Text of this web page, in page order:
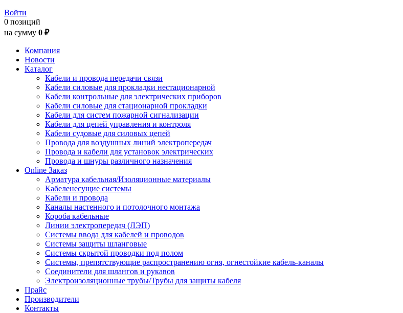
Войти
0 позиций
на сумму 0 ₽
Компания
Новости
Каталог
Кабели и провода передачи связи
Кабели силовые для прокладки нестационарной
Кабели контрольные для электрических приборов
Кабели силовые для стационарной прокладки
Кабели для систем пожарной сигнализации
Кабели для цепей управления и контроля
Кабели судовые для силовых цепей
Провода для воздушных линий электропередач
Провода и кабели для установок электрических
Провода и шнуры различного назначения
Online Заказ
Арматура кабельная/Изоляционные материалы
Кабеленесущие системы
Кабели и провода
Каналы настенного и потолочного монтажа
Короба кабельные
Линии электропередач (ЛЭП)
Системы ввода для кабелей и проводов
Системы защиты шланговые
Системы скрытой проводки под полом
Системы, препятствующие распространению огня, огнестойкие кабель-каналы
Соединители для шлангов и рукавов
Электроизоляционные трубы/Трубы для защиты кабеля
Прайс
Производители
Контакты